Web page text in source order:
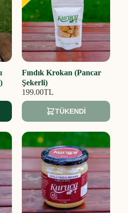
Fındık Krokan (Pancar
Şekerli)
199.00TL
TÜKENDI